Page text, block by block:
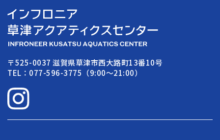
〒525-0037 滋賀県草津市西大路町13番10号
TEL：077-596-3775（9:00〜21:00）